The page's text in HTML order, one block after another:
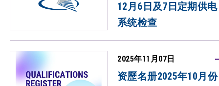
12月6日及7日定期供电
系统检查
2025年11月07日
资歷名册2025年10月份